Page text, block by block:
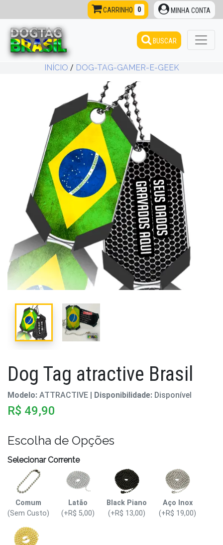
CARRINHO 0 MINHA CONTA
BUSCAR
INÍCIO / DOG-TAG-GAMER-E-GEEK
Dog Tag atractive Brasil
Modelo: ATTRACTIVE | Disponibilidade: Disponível
R$ 49,90
Escolha de Opções
Selecionar Corrente
Comum
(Sem Custo)
Latão
(+R$ 5,00)
Black Piano
(+R$ 13,00)
Aço Inox
(+R$ 19,00)